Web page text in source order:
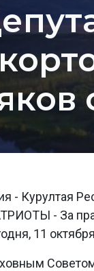
- Курултая
- За
11